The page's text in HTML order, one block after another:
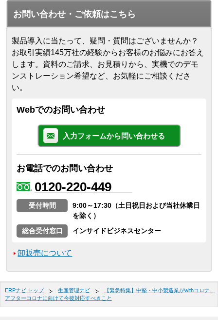
お問い合わせ・ご依頼はこちら
製品導入に当たって、疑問・質問はございませんか？
お取引実績145万社の経験からお客様のお悩みにお答え
します。 資料のご請求、お見積りから、実機でのデモ
ンストレーション希望など、お気軽にご相談くださ
い。
Webでのお問い合わせ
入力フォームから問い合わせる
お電話でのお問い合わせ
0120-220-449
受付時間
9:00～17:30（土日祝日および当社休業日
を除く）
総合受付窓口
インサイドビジネスセンター
卸販売について
ERPナビ トップ 生産管理ナビ
【緊急特集】中堅・中小製造業がwithコロナ、
アフターコロナに向けて今後対応すべきこと